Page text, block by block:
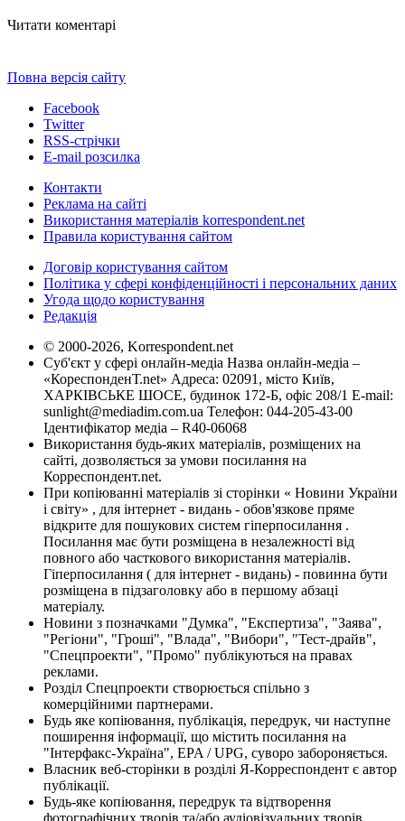
Читати коментарі
Повна версія сайту
Facebook
Twitter
RSS-стрічки
E-mail розсилка
Контакти
Реклама на сайті
Використання матеріалів korrespondent.net
Правила користування сайтом
Договір користування сайтом
Політика у сфері конфіденційності і персональних даних
Угода щодо користування
Редакція
© 2000-2026, Korrespondent.net
Суб'єкт у сфері онлайн-медіа Назва онлайн-медіа –
«КореспонденТ.net» Адреса: 02091, місто Київ,
ХАРКІВСЬКЕ ШОСЕ, будинок 172-Б, офіс 208/1 E-mail:
sunlight@mediadim.com.ua Телефон: 044-205-43-00
Ідентифікатор медіа – R40-06068
Використання будь-яких матеріалів, розміщених на
сайті, дозволяється за умови посилання на
Корреспондент.net.
При копіюванні матеріалів зі сторінки « Новини України
і світу» , для інтернет - видань - обов'язкове пряме
відкрите для пошукових систем гіперпосилання .
Посилання має бути розміщена в незалежності від
повного або часткового використання матеріалів.
Гіперпосилання ( для інтернет - видань) - повинна бути
розміщена в підзаголовку або в першому абзаці
матеріалу.
Новини з позначками "Думка", "Експертиза", "Заява",
"Регіони", "Гроші", "Влада", "Вибори", "Тест-драйв",
"Спецпроекти", "Промо" публікуються на правах
реклами.
Розділ Спецпроекти створюється спільно з
комерційними партнерами.
Будь яке копіювання, публікація, передрук, чи наступне
поширення інформації, що містить посилання на
"Інтерфакс-Україна", EPA / UPG, суворо забороняється.
Власник веб-сторінки в розділі Я-Корреспондент є автор
публікації.
Будь-яке копіювання, передрук та відтворення
фотографічних творів та/або аудіовізуальних творів